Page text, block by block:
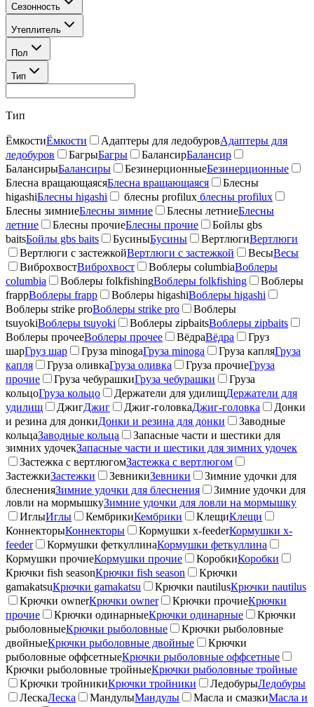
Сезонность
Утеплитель
Пол
Тип
Тип
ЁмкостиЁмкости Адаптеры для ледобуровАдаптеры для
ледобуров
БагрыБагры БалансирБалансир
БалансирыБалансиры БезинерционныеБезинерционные
Блесна вращающаясяБлесна вращающаяся
Блесны
higashiБлесны higashi блесны profilux блесны profilux
Блесны зимниеБлесны зимние Блесны летниеБлесны
летние
Блесны прочиеБлесны прочие
Бойлы gbs
baitsБойлы gbs baits БусиныБусины ВертлюгиВертлюги
Вертлюги с застежкойВертлюги с застежкой ВесыВесы
ВиброхвостВиброхвост Воблеры columbiaВоблеры
columbia
Воблеры folkfishingВоблеры folkfishing
Воблеры
frappВоблеры frapp Воблеры higashiВоблеры higashi
Воблеры strike proВоблеры strike pro
Воблеры
tsuyokiВоблеры tsuyoki Воблеры zipbaitsВоблеры zipbaits
Воблеры прочееВоблеры прочее ВёдраВёдра
Груз
шарГруз шар Груза minogaГруза minoga Груза капляГруза
капля
Груза оливкаГруза оливка Груза прочиеГруза
прочие
Груза чебурашкиГруза чебурашки
Груза
кольцоГруза кольцо Держатели для удилищДержатели для
удилищ
ДжигДжиг Джиг-головкаДжиг-головка
Донки
и резина для донкиДонки и резина для донки
Заводные
кольцаЗаводные кольца
Запасные части и шестики для
зимних удочекЗапасные части и шестики для зимних удочек
Застежка с вертлюгомЗастежка с вертлюгом
ЗастежкиЗастежки ЗевникиЗевники
Зимние удочки для
блесненияЗимние удочки для блеснения
Зимние удочки для
ловли на мормышкуЗимние удочки для ловли на мормышку
ИглыИглы КембрикиКембрики КлещиКлещи
КоннекторыКоннекторы Кормушки x-feederКормушки x-
feeder
Кормушки феткуллинаКормушки феткуллина
Кормушки прочиеКормушки прочие КоробкиКоробки
Крючки fish seasonКрючки fish season
Крючки
gamakatsuКрючки gamakatsu Крючки nautilusКрючки nautilus
Крючки ownerКрючки owner Крючки прочиеКрючки
прочие
Крючки одинарныеКрючки одинарные
Крючки
рыболовныеКрючки рыболовные
Крючки рыболовные
двойныеКрючки рыболовные двойные
Крючки
рыболовные оффсетныеКрючки рыболовные оффсетные
Крючки рыболовные тройныеКрючки рыболовные тройные
Крючки тройникиКрючки тройники ЛедобурыЛедобуры
ЛескаЛеска МандулыМандулы Масла и смазкиМасла и